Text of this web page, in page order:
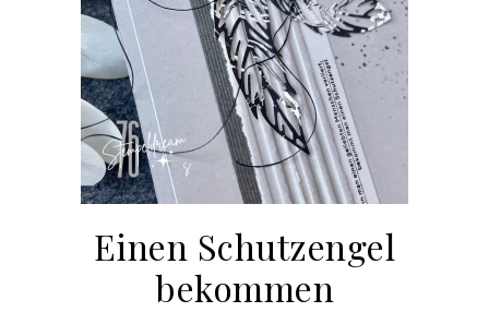
Einen Schutzengel
bekommen